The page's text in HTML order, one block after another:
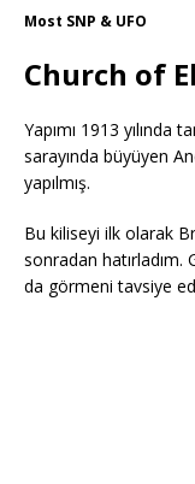
Most SNP & UFO
Church of
Yapımı 1913
sarayında büyüyen
yapılmış.
Bu kiliseyi ilk olarak
sonradan hatırladım.
da görmeni tavsiye